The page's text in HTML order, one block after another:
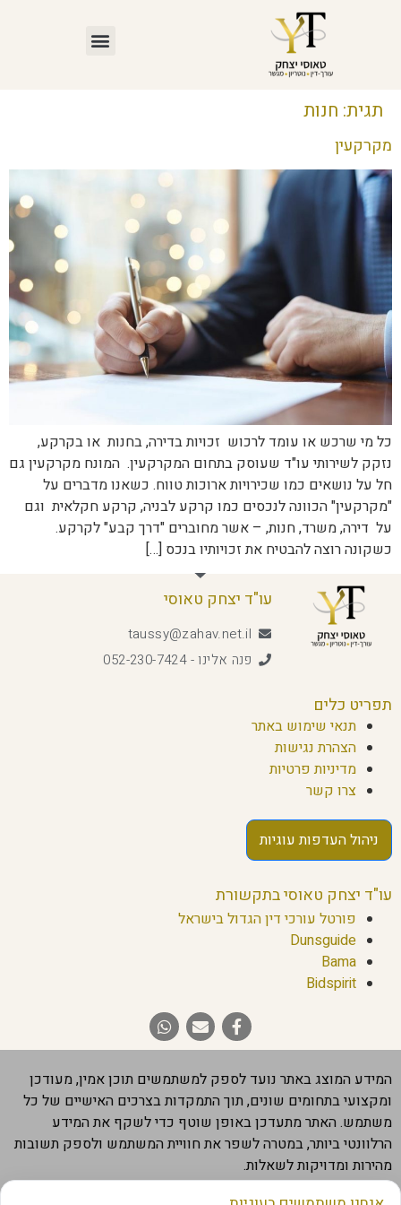
תגית: חנות
מקרקעין
כל מי שרכש או עומד לרכוש זכויות בדירה, בחנות או בקרקע,
נזקק לשירותי עו"ד שעוסק בתחום המקרקעין. המונח מקרקעין גם
חל על נושאים כמו שכירויות ארוכות טווח. כשאנו מדברים על
"מקרקעין" הכוונה לנכסים כמו קרקע לבניה, קרקע חקלאית וגם
על דירה, משרד, חנות, – אשר מחוברים "דרך קבע" לקרקע.
כשקונה רוצה להבטיח את זכויותיו בנכס […]
עו"ד יצחק טאוסי
taussy@zahav.net.il
פנה אלינו - 052-230-7424
תפריט כלים
תנאי שימוש באתר
הצהרת נגישות
מדיניות פרטיות
צרו קשר
ניהול העדפות עוגיות
עו"ד יצחק טאוסי בתקשורת
פורטל עורכי דין הגדול בישראל
Dunsguide
Bama
Bidspirit
המידע המוצג באתר נועד לספק למשתמשים תוכן אמין, מעודכן
ומקצועי בתחומים שונים, תוך התמקדות בצרכים האישיים של כל
משתמש. האתר מתעדכן באופן שוטף כדי לשקף את המידע
הרלוונטי ביותר, במטרה לשפר את חוויית המשתמש ולספק תשובות
מהירות ומדויקות לשאלות.
חשוב להבהיר שהמידע המוצג באתר מבוסס על מקורות מהימנים,